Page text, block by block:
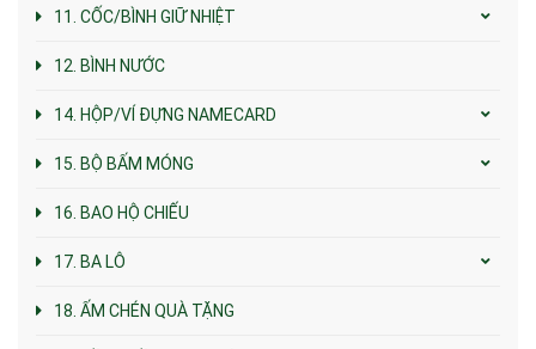
11. CỐC/BÌNH GIỮ NHIỆT
12. BÌNH NƯỚC
14. HỘP/VÍ ĐỰNG NAMECARD
15. BỘ BẤM MÓNG
16. BAO HỘ CHIẾU
17. BA LÔ
18. ẤM CHÉN QUÀ TẶNG